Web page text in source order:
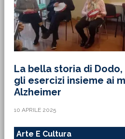
La bella storia di
gli esercizi insieme ai
Alzheimer
10 APRILE 2025
Arte E Cultura